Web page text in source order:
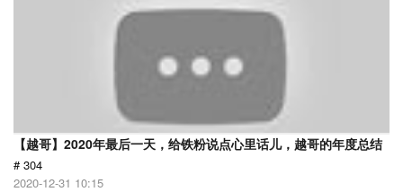
【越哥】2020年最后一天，给铁粉说点心里话儿，越哥的年度总结
# 304
2020-12-31 10:15